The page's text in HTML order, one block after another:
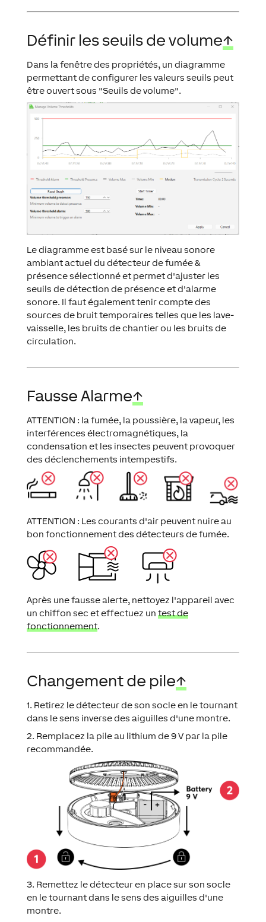
Définir les seuils de volume↑
Dans la fenêtre des propriétés, un diagramme
permettant de configurer les valeurs seuils peut
être ouvert sous "Seuils de volume".
Le diagramme est basé sur le niveau sonore
ambiant actuel du détecteur de fumée &
présence sélectionné et permet d'ajuster les
seuils de détection de présence et d'alarme
sonore. Il faut également tenir compte des
sources de bruit temporaires telles que les lave-
vaisselle, les bruits de chantier ou les bruits de
circulation.
Fausse Alarme↑
ATTENTION : la fumée, la poussière, la vapeur, les
interférences électromagnétiques, la
condensation et les insectes peuvent provoquer
des déclenchements intempestifs.
ATTENTION : Les courants d'air peuvent nuire au
bon fonctionnement des détecteurs de fumée.
Après une fausse alerte, nettoyez l'appareil avec
un chiffon sec et effectuez un test de
fonctionnement.
Changement de pile↑
1. Retirez le détecteur de son socle en le tournant
dans le sens inverse des aiguilles d'une montre.
2. Remplacez la pile au lithium de 9 V par la pile
recommandée.
3. Remettez le détecteur en place sur son socle
en le tournant dans le sens des aiguilles d'une
montre.